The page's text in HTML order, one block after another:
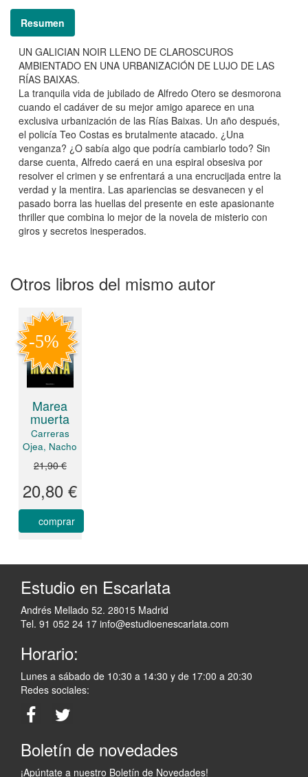
Resumen
UN GALICIAN NOIR LLENO DE CLAROSCUROS
AMBIENTADO EN UNA URBANIZACIÓN DE LUJO DE LAS
RÍAS BAIXAS.
La tranquila vida de jubilado de Alfredo Otero se desmorona
cuando el cadáver de su mejor amigo aparece en una
exclusiva urbanización de las Rías Baixas. Un año después,
el policía Teo Costas es brutalmente atacado. ¿Una
venganza? ¿O sabía algo que podría cambiarlo todo? Sin
darse cuenta, Alfredo caerá en una espiral obsesiva por
resolver el crimen y se enfrentará a una encrucijada entre la
verdad y la mentira. Las apariencias se desvanecen y el
pasado borra las huellas del presente en este apasionante
thriller que combina lo mejor de la novela de misterio con
giros y secretos inesperados.
Otros libros del mismo autor
Marea
muerta
Carreras
Ojea, Nacho
21,90 €
20,80 €
comprar
Estudio en Escarlata
Andrés Mellado 52. 28015 Madrid
Tel. 91 052 24 17 info@estudioenescarlata.com
Horario:
Lunes a sábado de 10:30 a 14:30 y de 17:00 a 20:30
Redes sociales:
Boletín de novedades
¡Apúntate a nuestro Boletín de Novedades!